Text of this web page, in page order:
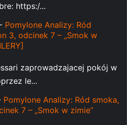
https:/...
- Pomylone Analizy: Ród
3, odcinek 7 – „Smok w
zaprowadzajacej pokój w
le...
Pomylone Analizy: Ród smoka,
7 – „Smok w zimie”